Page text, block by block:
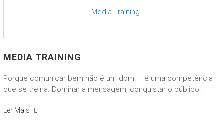
MEDIA TRAINING
Porque comunicar bem não é um dom — é uma competência
que se treina. Dominar a mensagem, conquistar o público.
Ler Mais